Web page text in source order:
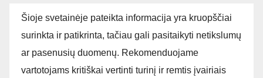
Šioje svetainėje pateikta informacija yra kruopščiai
surinkta ir patikrinta, tačiau gali pasitaikyti netikslumų
ar pasenusių duomenų. Rekomenduojame
vartotojams kritiškai vertinti turinį ir remtis įvairiais